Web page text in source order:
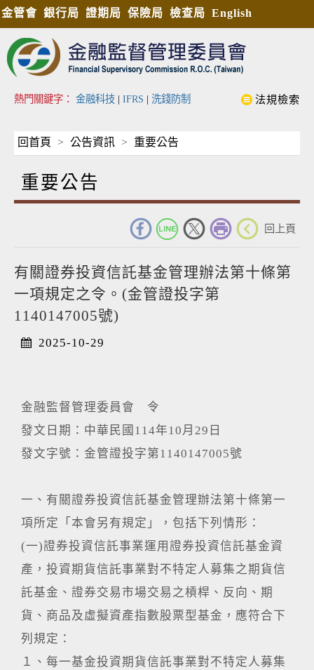
金管會 銀行局 證期局 保險局 檢查局 English
熱門關鍵字： 金融科技 | IFRS | 洗錢防制 法規檢索
回首頁 公告資訊 重要公告
重要公告
回上頁
有關證券投資信託基金管理辦法第十條第
一項規定之令。(金管證投字第
1140147005號)
2025-10-29
金融監督管理委員會 令
發文日期：中華民國114年10月29日
發文字號：金管證投字第1140147005號
一、有關證券投資信託基金管理辦法第十條第一
項所定「本會另有規定」，包括下列情形：
(一)證券投資信託事業運用證券投資信託基金資
產，投資期貨信託事業對不特定人募集之期貨信
託基金、證券交易市場交易之槓桿、反向、期
貨、商品及虛擬資產指數股票型基金，應符合下
列規定：
１、每一基金投資期貨信託事業對不特定人募集